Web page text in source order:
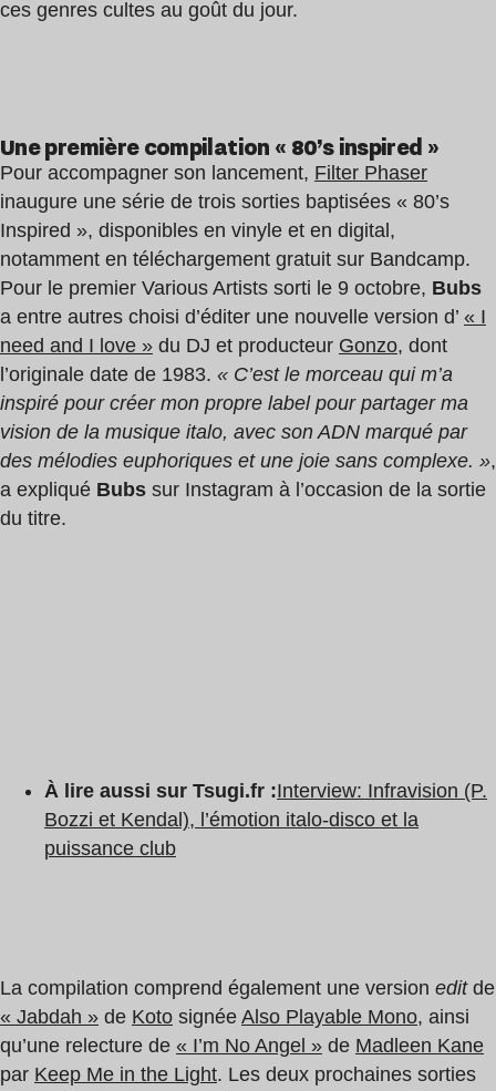
ces genres cultes au goût du jour.
Une première compilation « 80’s inspired »
Pour accompagner son lancement, Filter Phaser
inaugure une série de trois sorties baptisées « 80’s
Inspired », disponibles en vinyle et en digital,
notamment en téléchargement gratuit sur Bandcamp.
Pour le premier Various Artists sorti le 9 octobre, Bubs
a entre autres choisi d’éditer une nouvelle version d’ « I
need and I love » du DJ et producteur Gonzo, dont
l’originale date de 1983. « C’est le morceau qui m’a
inspiré pour créer mon propre label pour partager ma
vision de la musique italo, avec son ADN marqué par
des mélodies euphoriques et une joie sans complexe. »,
a expliqué Bubs sur Instagram à l’occasion de la sortie
du titre.
À lire aussi sur Tsugi.fr :Interview: Infravision (P.
Bozzi et Kendal), l’émotion italo-disco et la
puissance club
La compilation comprend également une version editde
« Jabdah » de Koto signée Also Playable Mono, ainsi
qu’une relecture de « I’m No Angel » de Madleen Kane
par Keep Me in the Light. Les deux prochaines sorties